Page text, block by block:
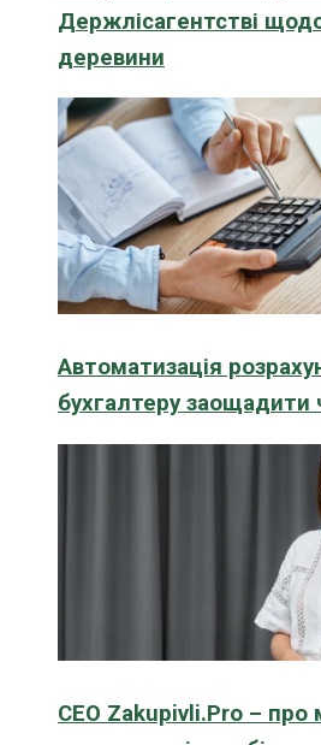
Держлісагентстві
деревини
Автоматизація
бухгалтеру заощадити
CEO Zakupivli.Pro – про